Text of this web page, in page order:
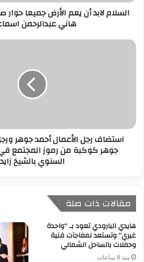
السلام لابد أن يعم الأرض جميعا
هاني عبدالرحمن
استضاف رجل الأعمال أحمد جوهر
جوهر كوكبة من رموز المجتمع
السنوي بالشيخ زايد
مقالات ذات صلة
هايدي البارودي تعود بـ “واحدة
غيري” وتستعد لمفاجآت فنية
وحفلات بالساحل الشمالي
منذ 9 ساعات